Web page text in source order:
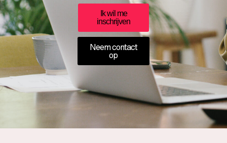
Ik wil me
inschrijven
Neem contact
op